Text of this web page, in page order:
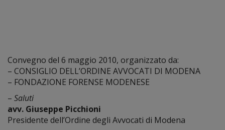
Convegno del 6 maggio 2010, organizzato da:
– CONSIGLIO DELL’ORDINE AVVOCATI DI MODENA
– FONDAZIONE FORENSE MODENESE
– Saluti
avv. Giuseppe Picchioni
Presidente dell’Ordine degli Avvocati di Modena